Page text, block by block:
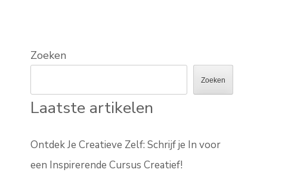
Zoeken
Zoeken
Laatste artikelen
Ontdek Je Creatieve Zelf: Schrijf je In voor
een Inspirerende Cursus Creatief!